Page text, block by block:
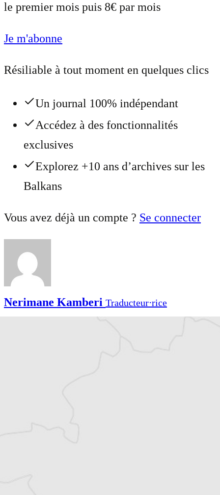
le premier mois puis 8€ par mois
Je m'abonne
Résiliable à tout moment en quelques clics
Un journal 100% indépendant
Accédez à des fonctionnalités
exclusives
Explorez +10 ans d’archives sur les
Balkans
Vous avez déjà un compte ? Se connecter
Nerimane Kamberi Traducteur⋅rice